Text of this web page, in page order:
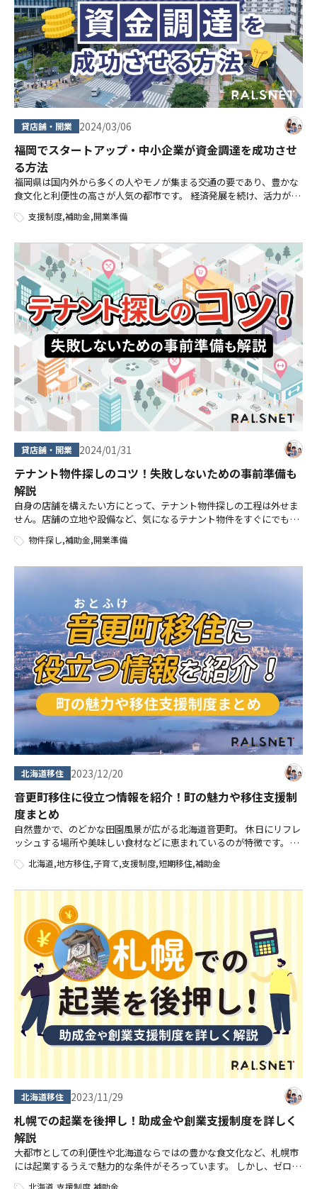
福岡でスタートアップ・中小企業が資金調達を成功させ
る方法
福岡県は国内外から多くの人やモノが集まる交通の要であり、豊かな
食文化と利便性の高さが人気の都市です。 経済発展を続け、活力があ
る福岡は今、スタートアップや中小企業の起業地として注目を集めて
います。 そのような勢いのある福 […]
貸店舗・開業 2024/03/06
支援制度,補助金,開業準備
テナント物件探しのコツ！失敗しないための事前準備も
解説
自身の店舗を構えたい方にとって、テナント物件探しの工程は外せま
せん。店舗の立地や設備など、気になるテナント物件をすぐにでも探
し始めたい方も多いでしょう。 とはいえ、テナント物件探しのコツを
押さえておかなければ、非効率な探 […]
貸店舗・開業 2024/01/31
物件探し,補助金,開業準備
音更町移住に役立つ情報を紹介！町の魅力や移住支援制
度まとめ
自然豊かで、のどかな田園風景が広がる北海道音更町。 休日にリフレ
ッシュする場所や美味しい食材などに恵まれているのが特徴です。ま
た、子育て支援制度や移住に関してのサポートが充実しているのも魅
力だといえるでしょう。 本記事で […]
北海道移住 2023/12/20
北海道,地方移住,子育て,支援制度,短期移住,補助金
札幌での起業を後押し！助成金や創業支援制度を詳しく
解説
大都市としての利便性や北海道ならではの豊かな食文化など、札幌市
には起業するうえで魅力的な条件がそろっています。 しかし、ゼロか
らの起業で資金面に不安がある方もいるのではないでしょうか。この
北海道移住 2023/11/29